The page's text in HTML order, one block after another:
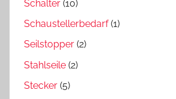
Schalter (10)
Schaustellerbedarf(1)
Seilstopper (2)
Stahlseile (2)
Stecker (5)